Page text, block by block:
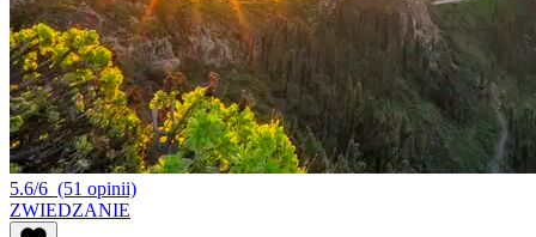
5.6/6 (51 opinii)
ZWIEDZANIE